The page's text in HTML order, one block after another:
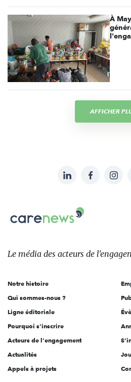
À
AFFICHER
sur:
LinkedInFacebook
Carenews,
Le
des
l'engagement
Le média des acteurs de
Notre histoire
Qui sommes-nous ?
Ligne éditoriale
Pourquoi s'inscrire
Acteurs de l'engagement
Actualités
Appels à projets